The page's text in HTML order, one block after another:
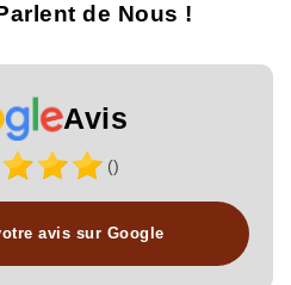
de Nous !
Avis
()
avis sur Google